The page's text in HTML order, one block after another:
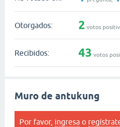
Otorgados: 2 votos
Recibidos: 43 votos
Muro de antukung
Por favor, ingresa o